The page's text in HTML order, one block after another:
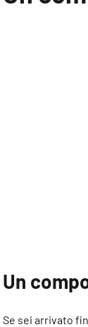
Un
Se sei arrivato